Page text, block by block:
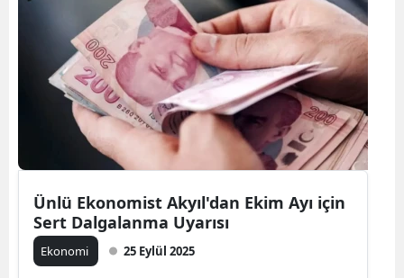
Ünlü Ekonomist Akyıl'dan Ekim Ayı için
Sert Dalgalanma Uyarısı
Ekonomi 25 Eylül 2025